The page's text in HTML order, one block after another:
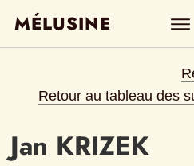
MÉLUSINE
Retour au tableau des
Jan KRIZEK